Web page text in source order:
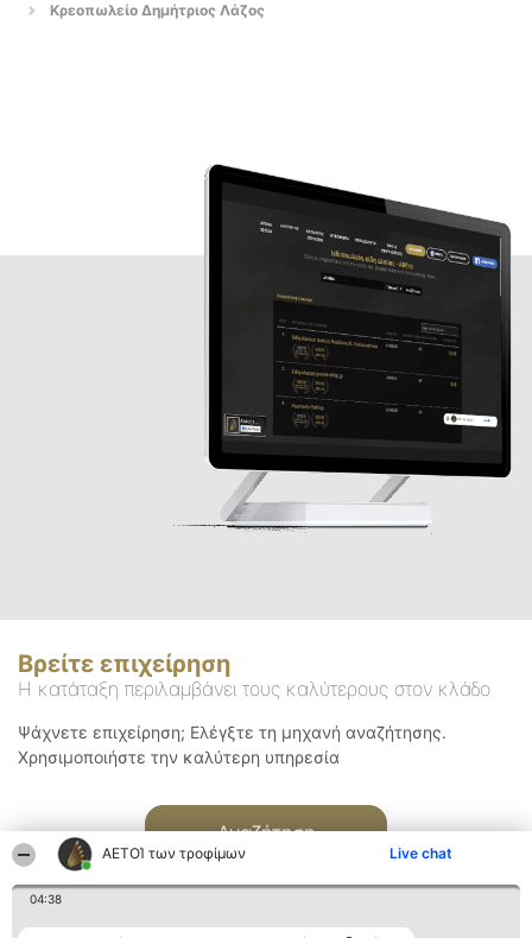
ΑΕΤΟΊ των τροφίμων Live chat
04:38
Κρεοπωλείο Δημήτριος Λάζος
Βρείτε επιχείρηση
Η κατάταξη περιλαμβάνει τους καλύτερους στον κλάδο
Ψάχνετε επιχείρηση; Ελέγξτε τη μηχανή αναζήτησης.
Χρησιμοποιήστε την καλύτερη υπηρεσία
Αναζήτηση